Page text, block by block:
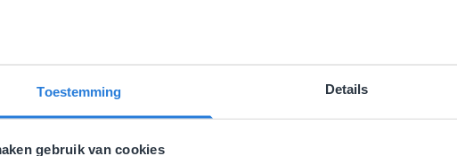
Toestemming Details
gebruik van cookies
4 op?
als uitkomst 2.
begrijpen hoe ze 3 getallen handig bij elkaar optellen. Laat ze
Deze website komt niet overeen
Gezien je locatie, denken we dat je misschien liever